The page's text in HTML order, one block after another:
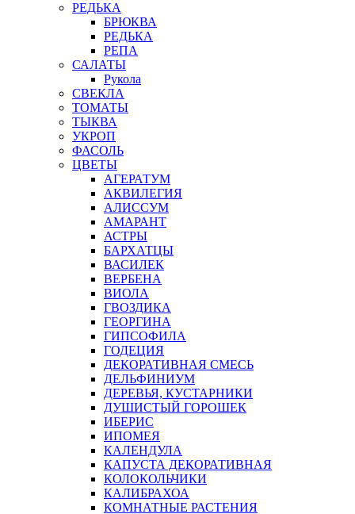
РЕДЬКА
БРЮКВА
РЕДЬКА
РЕПА
САЛАТЫ
Рукола
СВЕКЛА
ТОМАТЫ
ТЫКВА
УКРОП
ФАСОЛЬ
ЦВЕТЫ
АГЕРАТУМ
АКВИЛЕГИЯ
АЛИССУМ
АМАРАНТ
АСТРЫ
БАРХАТЦЫ
ВАСИЛЕК
ВЕРБЕНА
ВИОЛА
ГВОЗДИКА
ГЕОРГИНА
ГИПСОФИЛА
ГОДЕЦИЯ
ДЕКОРАТИВНАЯ СМЕСЬ
ДЕЛЬФИНИУМ
ДЕРЕВЬЯ, КУСТАРНИКИ
ДУШИСТЫЙ ГОРОШЕК
ИБЕРИС
ИПОМЕЯ
КАЛЕНДУЛА
КАПУСТА ДЕКОРАТИВНАЯ
КОЛОКОЛЬЧИКИ
КАЛИБРАХОА
КОМНАТНЫЕ РАСТЕНИЯ